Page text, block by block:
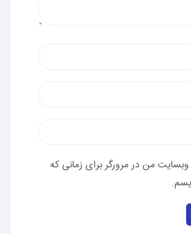
وبسایت من در مرورگر برای زمانی که